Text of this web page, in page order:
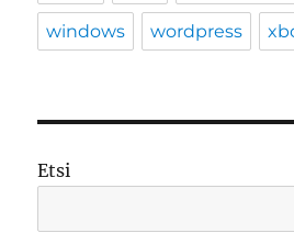
windows wordpress
Etsi